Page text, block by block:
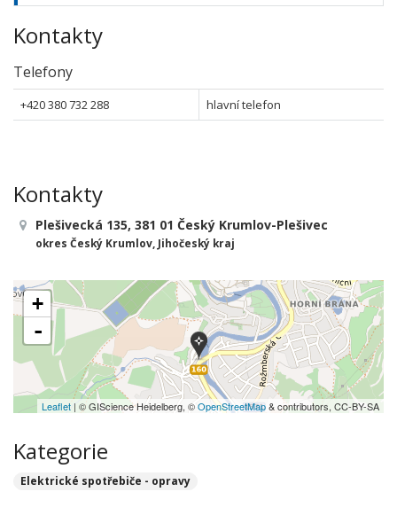
Kontakty
Telefony
+420 380 732 288 hlavní telefon
Kontakty
Plešivecká 135, 381 01 Český Krumlov-Plešivec
okres Český Krumlov, Jihočeský kraj
+
-
Leaflet | © GIScience Heidelberg, ©OpenStreetMap& contributors, CC-BY-SA
Kategorie
Elektrické spotřebiče - opravy